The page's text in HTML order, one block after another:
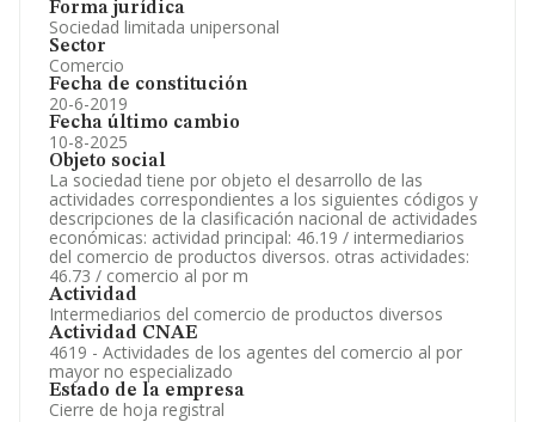
Forma jurídica
Sociedad limitada unipersonal
Sector
Comercio
Fecha de constitución
20-6-2019
Fecha último cambio
10-8-2025
Objeto social
La sociedad tiene por objeto el desarrollo de las
actividades correspondientes a los siguientes códigos y
descripciones de la clasificación nacional de actividades
económicas: actividad principal: 46.19 / intermediarios
del comercio de productos diversos. otras actividades:
46.73 / comercio al por m
Actividad
Intermediarios del comercio de productos diversos
Actividad CNAE
4619 - Actividades de los agentes del comercio al por
mayor no especializado
Estado de la empresa
Cierre de hoja registral